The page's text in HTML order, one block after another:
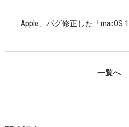
Apple、バグ修正した「macOS
一覧へ